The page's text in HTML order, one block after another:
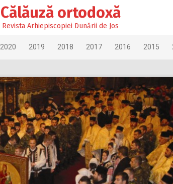
Călăuză ortodoxă
Revista Arhiepiscopiei Dunării de Jos
2020 2019 2018 2017 2016 2015